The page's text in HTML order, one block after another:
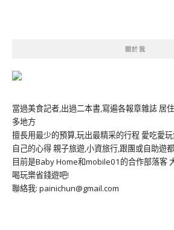
關於我
當過美食記者,出過二本書,寫遍各報章雜誌 居
多地方
擅長用最少的預算,玩出最精采的行程 愛吃愛
自己的心得 親子旅遊,小資旅行,跟團或自助遊
目前是Baby Home和mobile01的合作部落客
喝玩樂省錢遊吧!
聯絡我: painichun@gmail.com